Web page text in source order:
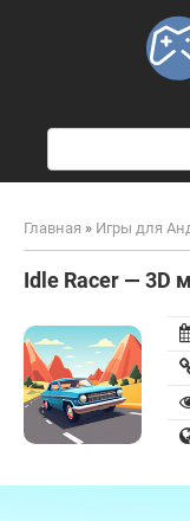
Главная » Игры для
Idle Racer — 3D